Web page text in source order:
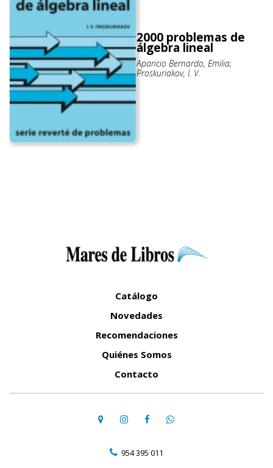
2000 problemas de
álgebra lineal
Aparicio Bernardo, Emilia;
Proskuriakov, I. V.
Catálogo
Novedades
Recomendaciones
Quiénes Somos
Contacto
954 395 011